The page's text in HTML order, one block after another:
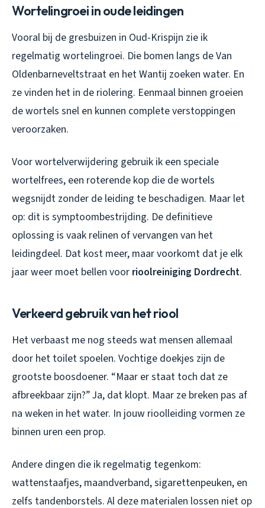
Wortelingroei in oude leidingen
Vooral bij de gresbuizen in Oud-Krispijn zie ik
regelmatig wortelingroei. Die bomen langs de Van
Oldenbarneveltstraat en het Wantij zoeken water. En
ze vinden het in de riolering. Eenmaal binnen groeien
de wortels snel en kunnen complete verstoppingen
veroorzaken.
Voor wortelverwijdering gebruik ik een speciale
wortelfrees, een roterende kop die de wortels
wegsnijdt zonder de leiding te beschadigen. Maar let
op: dit is symptoombestrijding. De definitieve
oplossing is vaak relinen of vervangen van het
leidingdeel. Dat kost meer, maar voorkomt dat je elk
jaar weer moet bellen voor rioolreiniging Dordrecht.
Verkeerd gebruik van het riool
Het verbaast me nog steeds wat mensen allemaal
door het toilet spoelen. Vochtige doekjes zijn de
grootste boosdoener. “Maar er staat toch dat ze
afbreekbaar zijn?” Ja, dat klopt. Maar ze breken pas af
na weken in het water. In jouw rioolleiding vormen ze
binnen uren een prop.
Andere dingen die ik regelmatig tegenkom:
wattenstaafjes, maandverband, sigarettenpeuken, en
zelfs tandenborstels. Al deze materialen lossen niet op